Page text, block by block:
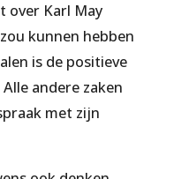
over Karl May
kunnen hebben
is de positieve
andere zaken
met zijn